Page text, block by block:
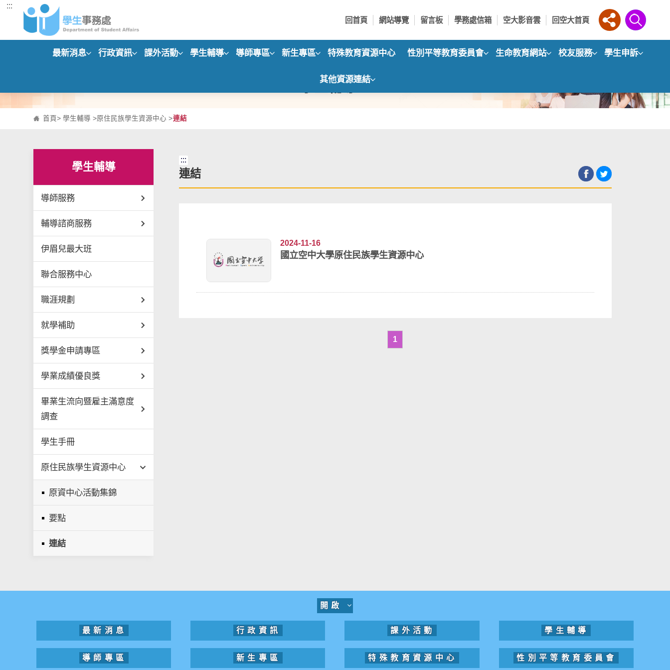
跳到主要內容區塊
:::
回首頁
網站導覽 留言板 學務處信箱 空大影音雲 回空大首頁
最新消息 行政資訊 課外活動 學生輔導 導師專區 新生專區 特殊教育資源中心 性別平等教育委員會 生命教育網站 校友服務 學生申訴
其他資源連結
學生輔導
首頁>學生輔導 >原住民族學生資源中心 >連結
學生輔導
導師服務
輔導諮商服務
伊眉兒最大班
聯合服務中心
職涯規劃
就學補助
獎學金申請專區
學業成績優良獎
畢業生流向暨雇主滿意度
調查
學生手冊
原住民族學生資源中心
原資中心活動集錦
要點
連結
:::
連結
2024-11-16
國立空中大學原住民族學生資源中心
1
開啟
最新消息 行政資訊 課外活動 學生輔導
導師專區 新生專區 特殊教育資源中心 性別平等教育委員會